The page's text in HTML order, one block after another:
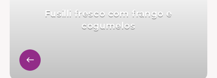
Fusilli fresco com frango e
cogumelos